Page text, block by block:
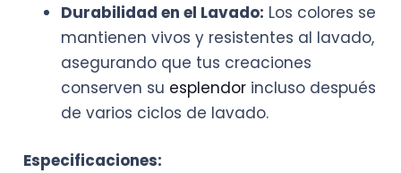
Durabilidad en el Lavado: Los colores se
mantienen vivos y resistentes al lavado,
asegurando que tus creaciones
conserven su esplendor incluso después
de varios ciclos de lavado.
Especificaciones: